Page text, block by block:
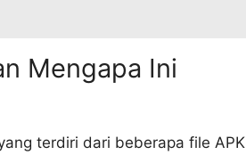
Mengapa Ini
terdiri dari beberapa file APK